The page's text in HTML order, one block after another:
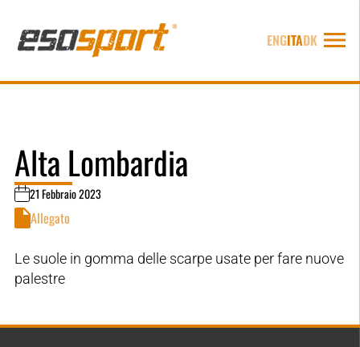
ENGITADK
Alta Lombardia
21 Febbraio 2023
Allegato
Le suole in gomma delle scarpe usate per fare nuove
palestre